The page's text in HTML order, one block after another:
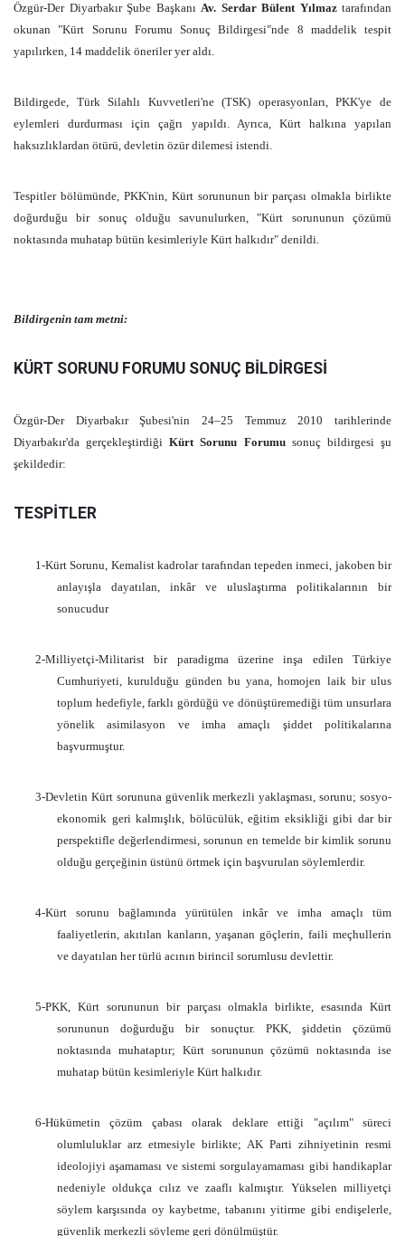
Özgür-Der Diyarbakır Şube Başkanı Av. Serdar Bülent Yılmaz tarafından
okunan "Kürt Sorunu Forumu Sonuç Bildirgesi"nde 8 maddelik tespit
yapılırken, 14 maddelik öneriler yer aldı.
Bildirgede, Türk Silahlı Kuvvetleri'ne (TSK) operasyonları, PKK'ye de
eylemleri durdurması için çağrı yapıldı. Ayrıca, Kürt halkına yapılan
haksızlıklardan ötürü, devletin özür dilemesi istendi.
Tespitler bölümünde, PKK'nin, Kürt sorununun bir parçası olmakla birlikte
doğurduğu bir sonuç olduğu savunulurken, "Kürt sorununun çözümü
noktasında muhatap bütün kesimleriyle Kürt halkıdır" denildi.
Bildirgenin tam metni:
KÜRT SORUNU FORUMU SONUÇ BİLDİRGESİ
Özgür-Der Diyarbakır Şubesi'nin 24–25 Temmuz 2010 tarihlerinde
Diyarbakır'da gerçekleştirdiğiKürt Sorunu Forumusonuç bildirgesi şu
şekildedir:
TESPİTLER
1-Kürt Sorunu, Kemalist kadrolar tarafından tepeden inmeci, jakoben bir
anlayışla dayatılan, inkâr ve uluslaştırma politikalarının bir
sonucudur
2-Milliyetçi-Militarist bir paradigma üzerine inşa edilen Türkiye
Cumhuriyeti, kurulduğu günden bu yana, homojen laik bir ulus
toplum hedefiyle, farklı gördüğü ve dönüştüremediği tüm unsurlara
yönelik asimilasyon ve imha amaçlı şiddet politikalarına
başvurmuştur.
3-Devletin Kürt sorununa güvenlik merkezli yaklaşması, sorunu; sosyo-
ekonomik geri kalmışlık, bölücülük, eğitim eksikliği gibi dar bir
perspektifle değerlendirmesi, sorunun en temelde bir kimlik sorunu
olduğu gerçeğinin üstünü örtmek için başvurulan söylemlerdir.
4-Kürt sorunu bağlamında yürütülen inkâr ve imha amaçlı tüm
faaliyetlerin, akıtılan kanların, yaşanan göçlerin, faili meçhullerin
ve dayatılan her türlü acının birincil sorumlusu devlettir.
5-PKK, Kürt sorununun bir parçası olmakla birlikte, esasında Kürt
sorununun doğurduğu bir sonuçtur. PKK, şiddetin çözümü
noktasında muhataptır; Kürt sorununun çözümü noktasında ise
muhatap bütün kesimleriyle Kürt halkıdır.
6-Hükümetin çözüm çabası olarak deklare ettiği "açılım" süreci
olumluluklar arz etmesiyle birlikte; AK Parti zihniyetinin resmi
ideolojiyi aşamaması ve sistemi sorgulayamaması gibi handikaplar
nedeniyle oldukça cılız ve zaaflı kalmıştır. Yükselen milliyetçi
söylem karşısında oy kaybetme, tabanını yitirme gibi endişelerle,
güvenlik merkezli söyleme geri dönülmüştür.